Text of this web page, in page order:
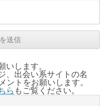
いします。
、出会い系サイトの名
ントをお願いします。
ら もご覧ください。